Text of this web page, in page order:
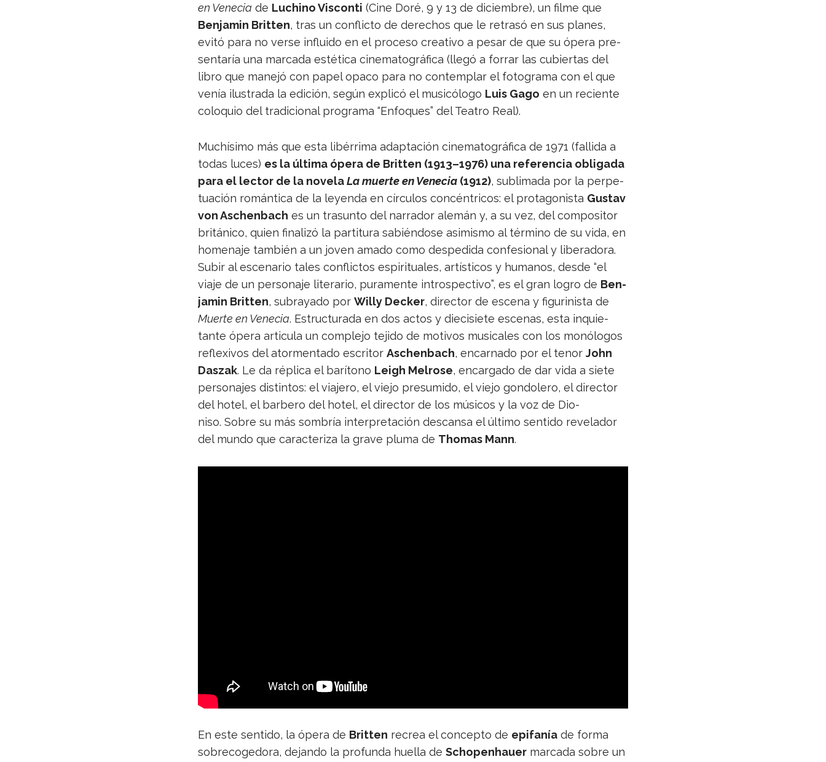
en Vene­cia de Luchino Vis­conti (Cine Doré, 9 y 13 de diciem­bre), un filme que
Ben­ja­min Brit­ten, tras un con­flicto de dere­chos que le retrasó en sus pla­nes,
evitó para no verse influido en el pro­ceso crea­tivo a pesar de que su ópera pre­
sen­ta­ría una mar­cada esté­tica cine­ma­to­grá­fica (llegó a forrar las cubier­tas del
libro que manejó con papel opaco para no con­tem­plar el foto­grama con el que
venía ilus­trada la edi­ción, según explicó el musi­có­logo Luis Gago en un reciente
colo­quio del tra­di­cio­nal pro­grama “Enfo­ques” del Tea­tro Real).
Muchí­simo más que esta libé­rrima adap­ta­ción cine­ma­to­grá­fica de 1971 (fallida a
todas luces) es la última ópera de Brit­ten (1913–1976) una refe­ren­cia obli­gada
para el lec­tor de la novelaLa muerte en Vene­cia (1912), subli­mada por la per­pe­
tua­ción román­tica de la leyenda en círcu­los con­cén­tri­cos: el pro­ta­go­nista Gus­tav
von Aschen­bach es un tra­sunto del narra­dor ale­mán y, a su vez, del com­po­si­tor
bri­tá­nico, quien fina­lizó la par­ti­tura sabién­dose asi­mismo al tér­mino de su vida, en
home­naje tam­bién a un joven amado como des­pe­dida con­fe­sio­nal y libe­ra­dora.
Subir al esce­na­rio tales con­flic­tos espi­ri­tua­les, artís­ti­cos y huma­nos, desde “el
viaje de un per­so­naje lite­ra­rio, pura­mente intros­pec­tivo”, es el gran logro de Ben­
ja­min Brit­ten, sub­ra­yado por Willy Decker, direc­tor de escena y figu­ri­nista de
Muerte en Vene­cia. Estruc­tu­rada en dos actos y die­ci­siete esce­nas, esta inquie­
tante ópera arti­cula un com­plejo tejido de moti­vos musi­ca­les con los monó­lo­gos
refle­xi­vos del ator­men­tado escri­tor Aschen­bach, encar­nado por el tenor John
Das­zak. Le da réplica el barí­tono Leigh Mel­rose, encar­gado de dar vida a siete
per­so­na­jes dis­tin­tos: el via­jero, el viejo pre­su­mido, el viejo gon­do­lero, el direc­tor
del hotel, el bar­bero del hotel, el direc­tor de los músi­cos y la voz de Dio­
niso. Sobre su más som­bría inter­pre­ta­ción des­cansa el último sen­tido reve­la­dor
del mundo que carac­te­riza la grave pluma de Tho­mas Mann.
En este sen­tido, la ópera de Brit­ten recrea el con­cepto de epi­fa­nía de forma
sobre­co­ge­dora, dejando la pro­funda hue­lla de Scho­pen­hauer mar­cada sobre un